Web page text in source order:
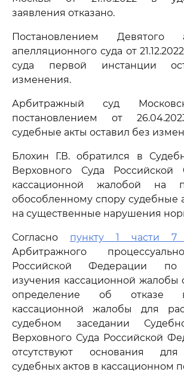
заявления отказано.
Постановлением Девятого
апелляционного суда от
суда первой инстанции
изменения.
Арбитражный суд
постановлением от
судебные акты оставил без
Блохин Г.В. обратился в
Верховного Суда
кассационной жалобой на
обособленному спору судебные
на существенные нарушения
Согласно пункту 1 части 7
Арбитражного
Российской Федерации по
изучения кассационной жалобы
определение об отказе
кассационной жалобы для
судебном заседании
Верховного Суда Российской
отсутствуют основания
судебных актов в кассационном